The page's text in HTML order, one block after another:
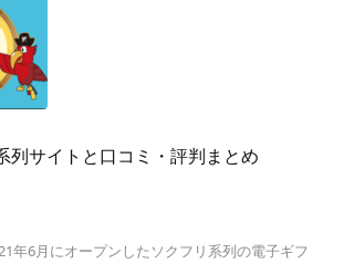
列サイトと口コミ・評判まとめ
年6月にオープンしたソクフリ系列の電子ギフ